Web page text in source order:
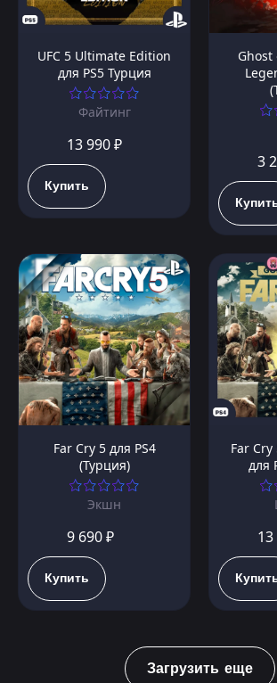
UFC 5 Ultimate Edition
для PS5 Турция
Файтинг
13 990 ₽
Купить
Ghost
3
Far Cry 5 для PS4
(Турция)
Экшн
9 690 ₽
Купить
Far
для
Загрузить еще